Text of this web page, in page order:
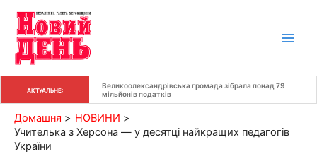
вмісту
АКТУАЛЬНЕ:
Великоолександрівська громада зібрала понад 79
мільйонів податків
Домашня
НОВИНИ
Учителька з Херсона — у десятці найкращих педагогів
України